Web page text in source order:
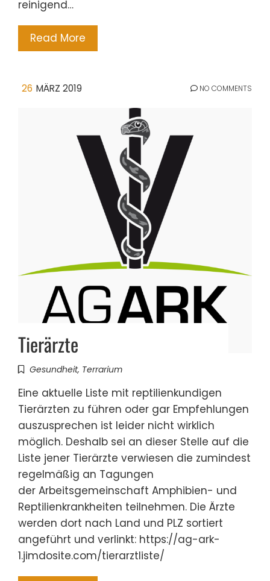
reinigend…
Read More
26 MÄRZ 2019 NO COMMENTS
Tierärzte
Gesundheit, Terrarium
Eine aktuelle Liste mit reptilienkundigen
Tierärzten zu führen oder gar Empfehlungen
auszusprechen ist leider nicht wirklich
möglich. Deshalb sei an dieser Stelle auf die
Liste jener Tierärzte verwiesen die zumindest
regelmäßig an Tagungen
der Arbeitsgemeinschaft Amphibien- und
Reptilienkrankheiten teilnehmen. Die Ärzte
werden dort nach Land und PLZ sortiert
angeführt und verlinkt: https://ag-ark-
1.jimdosite.com/tierarztliste/